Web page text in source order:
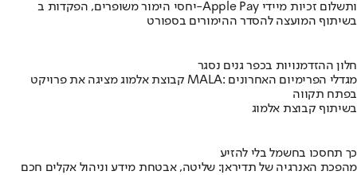
יחסי הימור משופרים, הפקדות ב-Apple Pay ותשלום זכיות מיידי
בשיתוף המועצה להסדר ההימורים בספורט
חלון ההזדמנויות בכפר גנים נסגר
קבוצת אלמוג מציגה את פרויקט MALA: מגדלי הפרימיום האחרונים
בפתח תקווה
בשיתוף קבוצת אלמוג
כך תחסכו בחשמל בלי להזיע
מהפכת האנרגיה של תדיראן: שליטה, אבטחת מידע וניהול אקלים חכם